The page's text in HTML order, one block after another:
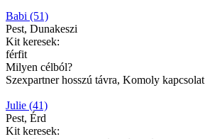
Babi (51)
Pest, Dunakeszi
Kit keresek:
férfit
Milyen célból?
Szexpartner hosszú távra, Komoly kapcsolat
Julie (41)
Pest, Érd
Kit keresek: